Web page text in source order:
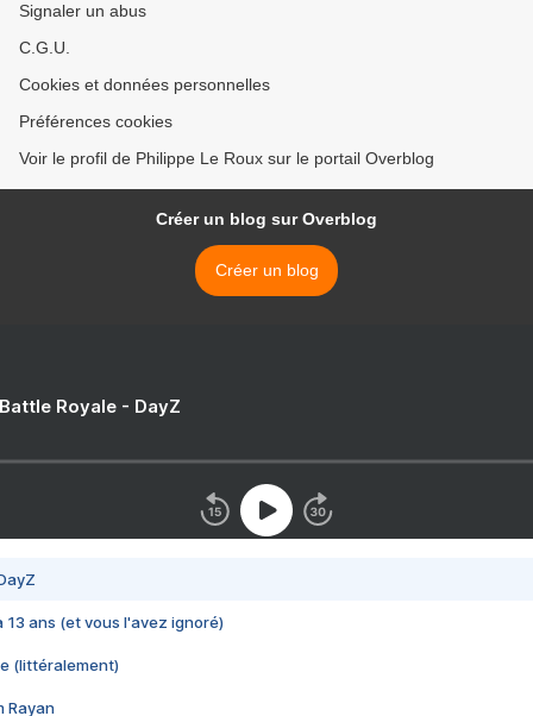
Signaler un abus
C.G.U.
Cookies et données personnelles
Préférences cookies
Voir le profil de Philippe Le Roux sur le portail Overblog
Créer un blog sur Overblog
Créer un blog
Royale - DayZ
13 ans (et vous l'avez ignoré)
(littéralement)
Rayan